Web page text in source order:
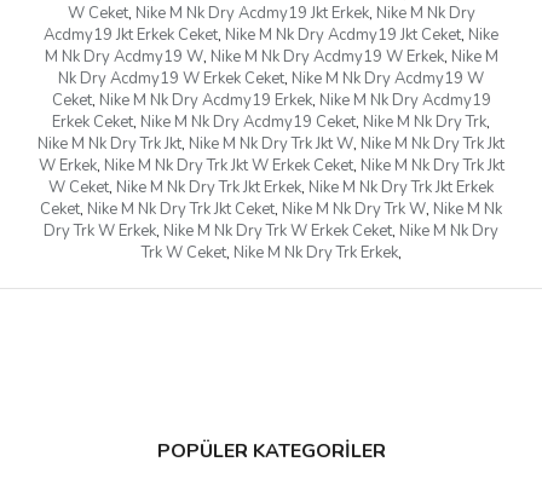
W Ceket, Nike M Nk Dry Acdmy19 Jkt Erkek, Nike M Nk Dry
Acdmy19 Jkt Erkek Ceket, Nike M Nk Dry Acdmy19 Jkt Ceket, Nike
M Nk Dry Acdmy19 W, Nike M Nk Dry Acdmy19 W Erkek, Nike M
Nk Dry Acdmy19 W Erkek Ceket, Nike M Nk Dry Acdmy19 W
Ceket, Nike M Nk Dry Acdmy19 Erkek, Nike M Nk Dry Acdmy19
Erkek Ceket, Nike M Nk Dry Acdmy19 Ceket, Nike M Nk Dry Trk,
Nike M Nk Dry Trk Jkt, Nike M Nk Dry Trk Jkt W, Nike M Nk Dry Trk Jkt
W Erkek, Nike M Nk Dry Trk Jkt W Erkek Ceket, Nike M Nk Dry Trk Jkt
W Ceket, Nike M Nk Dry Trk Jkt Erkek, Nike M Nk Dry Trk Jkt Erkek
Ceket, Nike M Nk Dry Trk Jkt Ceket, Nike M Nk Dry Trk W, Nike M Nk
Dry Trk W Erkek, Nike M Nk Dry Trk W Erkek Ceket, Nike M Nk Dry
Trk W Ceket, Nike M Nk Dry Trk Erkek,
POPÜLER KATEGORİLER